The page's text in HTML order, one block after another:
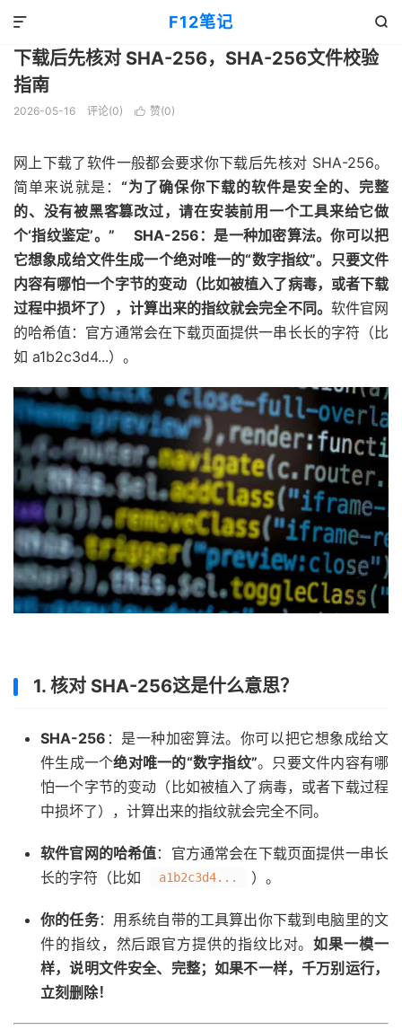
F12笔记 

教程
下载后先核对 SHA-256，SHA-256文件校验
指南
2026-05-16 评论(0)  赞(0)
网上下载了软件一般都会要求你下载后先核对 SHA-256。
简单来说就是： “为了确保你下载的软件是安全的、完整
的、没有被黑客篡改过，请在安装前用一个工具来给它做
个‘指纹鉴定’。” SHA-256：是一种加密算法。你可以把
它想象成给文件生成一个绝对唯一的“数字指纹”。只要文件
内容有哪怕一个字节的变动（比如被植入了病毒，或者下载
过程中损坏了），计算出来的指纹就会完全不同。 软件官网
的哈希值：官方通常会在下载页面提供一串长长的字符（比
如 a1b2c3d4...）。
1. 核对 SHA-256这是什么意思？
SHA-256 ：是一种加密算法。你可以把它想象成给文
件生成一个绝对唯一的“数字指纹”。只要文件内容有哪
怕一个字节的变动（比如被植入了病毒，或者下载过程
中损坏了），计算出来的指纹就会完全不同。
软件官网的哈希值：官方通常会在下载页面提供一串长
长的字符（比如
a1b2c3d4... ）。
你的任务：用系统自带的工具算出你下载到电脑里的文
件的指纹，然后跟官方提供的指纹比对。如果一模一
样，说明文件安全、完整；如果不一样，千万别运行，
立刻删除！